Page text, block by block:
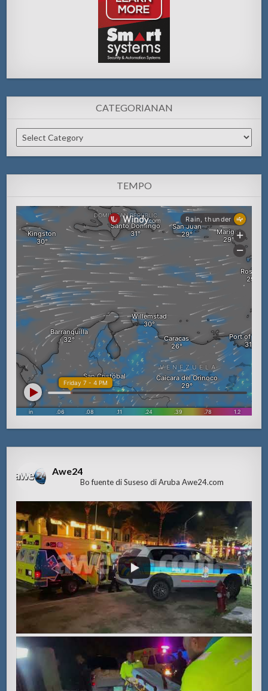
CATEGORIANAN
Categorianan
TEMPO
Awe24
Bo fuente di Suseso di Aruba Awe24.com